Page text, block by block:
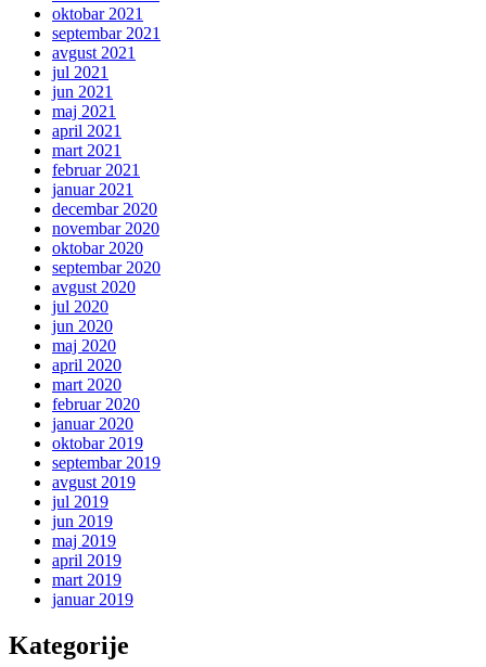
oktobar 2021
septembar 2021
avgust 2021
jul 2021
jun 2021
maj 2021
april 2021
mart 2021
februar 2021
januar 2021
decembar 2020
novembar 2020
oktobar 2020
septembar 2020
avgust 2020
jul 2020
jun 2020
maj 2020
april 2020
mart 2020
februar 2020
januar 2020
oktobar 2019
septembar 2019
avgust 2019
jul 2019
jun 2019
maj 2019
april 2019
mart 2019
januar 2019
Kategorije